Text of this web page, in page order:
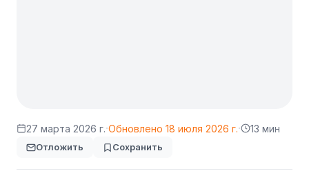
27 марта 2026 г.·Обновлено 18 июля 2026 г.· 13 мин
Отложить Сохранить